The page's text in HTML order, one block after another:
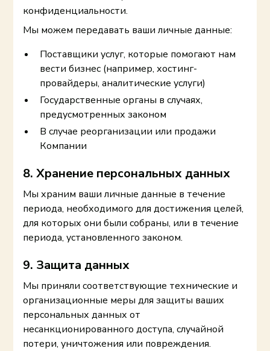
конфиденциальности.
Мы можем передавать ваши личные данные:
Поставщики услуг, которые помогают нам
вести бизнес (например, хостинг-
провайдеры, аналитические услуги)
Государственные органы в случаях,
предусмотренных законом
В случае реорганизации или продажи
Компании
8. Хранение персональных данных
Мы храним ваши личные данные в течение
периода, необходимого для достижения целей,
для которых они были собраны, или в течение
периода, установленного законом.
9. Защита данных
Мы приняли соответствующие технические и
организационные меры для защиты ваших
персональных данных от
несанкционированного доступа, случайной
потери, уничтожения или повреждения.